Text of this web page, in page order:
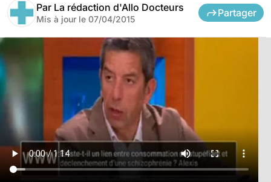
Par La rédaction d'Allo Docteurs
Mis à jour le 07/04/2015
Partager